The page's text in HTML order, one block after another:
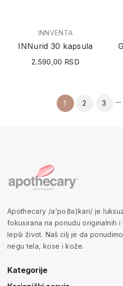
INNVENTA
INNurid 30 kapsula
2.590,00 RSD
1 2 3 …
Apothecary /a’po(tə)kari/ je
fokusirana na ponudu originalnih
lepši život. Naš cilj je da
negu tela, kose i kože.
Kategorije